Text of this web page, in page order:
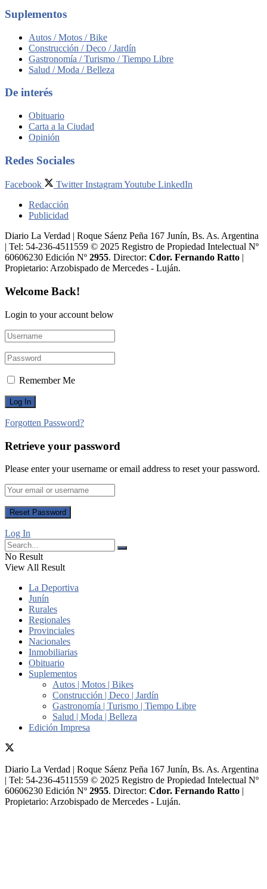
Suplementos
Autos / Motos / Bike
Construcción / Deco / Jardín
Gastronomía / Turismo / Tiempo Libre
Salud / Moda / Belleza
De interés
Obituario
Carta a la Ciudad
Opinión
Redes Sociales
Facebook Twitter InstagramYoutube LinkedIn
Redacción
Publicidad
Diario La Verdad | Roque Sáenz Peña 167 Junín, Bs. As. Argentina
| Tel: 54-236-4511559 © 2025 Registro de Propiedad Intelectual Nº
60606230 Edición Nº 2955. Director:​ Cdor. Fernando Ratto |
Propietario:​ Arzobispado de Mercedes - Luján.
Welcome Back!
Login to your account below
Remember Me
Forgotten Password?
Retrieve your password
Please enter your username or email address to reset your password.
Log In
No Result
View All Result
La Deportiva
Junín
Rurales
Regionales
Provinciales
Nacionales
Inmobiliarias
Obituario
Suplementos
Autos | Motos | Bikes
Construcción | Deco | Jardín
Gastronomía | Turismo | Tiempo Libre
Salud | Moda | Belleza
Edición Impresa
Diario La Verdad | Roque Sáenz Peña 167 Junín, Bs. As. Argentina
| Tel: 54-236-4511559 © 2025 Registro de Propiedad Intelectual Nº
60606230 Edición Nº 2955. Director:​ Cdor. Fernando Ratto |
Propietario:​ Arzobispado de Mercedes - Luján.